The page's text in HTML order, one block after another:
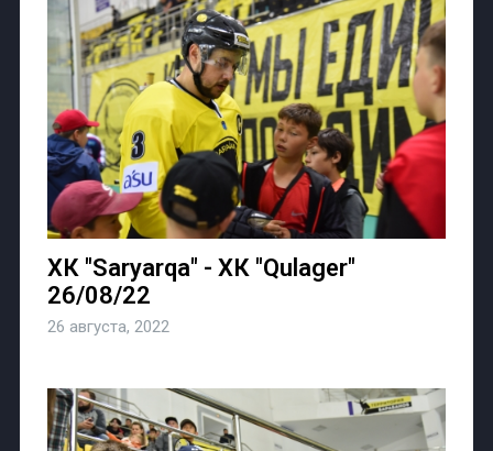
ХК "Saryarqa" - ХК "Qulager"
26/08/22
26 августа, 2022